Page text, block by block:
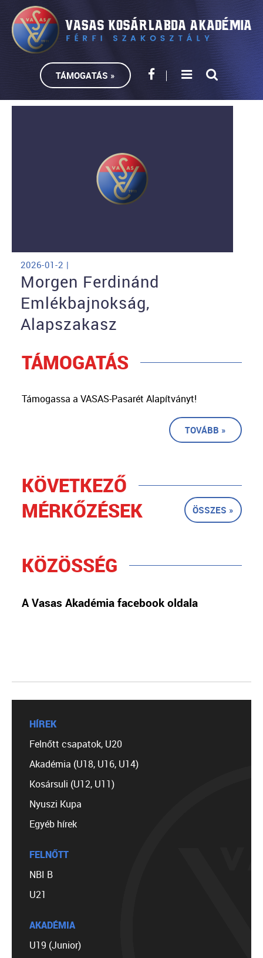
TÁMOGATÁS »
2026-01-2 |
Morgen Ferdinánd
Emlékbajnokság,
Alapszakasz
TÁMOGATÁS
Támogassa a VASAS-Pasarét Alapítványt!
TOVÁBB »
KÖVETKEZŐ
MÉRKŐZÉSEK
ÖSSZES »
KÖZÖSSÉG
A Vasas Akadémia facebook oldala
HÍREK
Felnőtt csapatok, U20
Akadémia (U18, U16, U14)
Kosársuli (U12, U11)
Nyuszi Kupa
Egyéb hírek
FELNŐTT
NBI B
U21
AKADÉMIA
U19 (Junior)